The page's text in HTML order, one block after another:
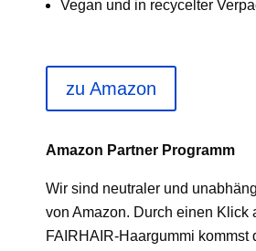
Vegan und in recycelter
zu Amazon
Amazon Partner Programm
Wir sind neutraler und
von Amazon. Durch einen Klick
FAIRHAIR-Haargummi kommst